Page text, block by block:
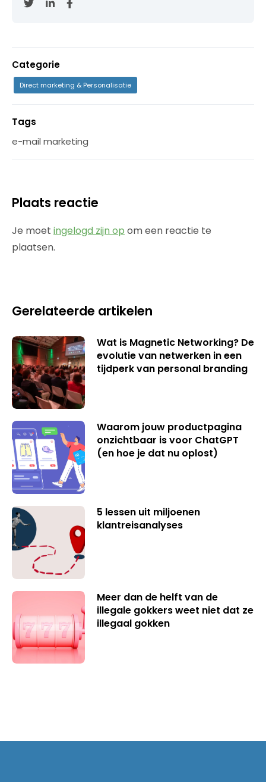
Categorie
Direct marketing & Personalisatie
Tags
e-mail marketing
Plaats reactie
Je moet ingelogd zijn op om een reactie te
plaatsen.
Gerelateerde artikelen
Wat is Magnetic Networking? De
evolutie van netwerken in een
tijdperk van personal branding
Waarom jouw productpagina
onzichtbaar is voor ChatGPT
(en hoe je dat nu oplost)
5 lessen uit miljoenen
klantreisanalyses
Meer dan de helft van de
illegale gokkers weet niet dat ze
illegaal gokken